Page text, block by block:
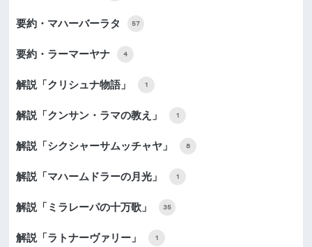
要約・マハーバーラタ 57
要約・ラーマーヤナ 4
解説「クリシュナ物語」 1
解説「クンサン・ラマの教え」 1
解説「シクシャーサムッチャヤ」 8
解説「マハームドラーの月光」 1
解説「ミラレーパの十万歌」 35
解説「ラトナーヴァリー」 1